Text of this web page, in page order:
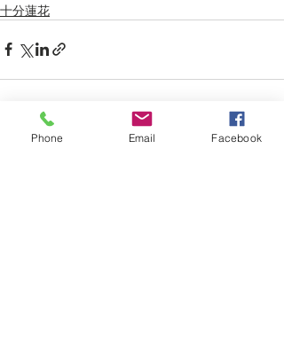
十分蓮花
Phone Email Facebook